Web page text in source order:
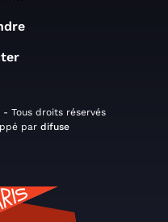
Tous droits réservés
par difuse